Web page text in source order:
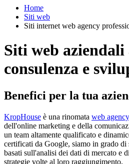
Home
Siti web
Siti internet web agency
Siti web aziendali
consulenza e
Benefici per la tua
KropHouse è una rinomata web agency
dell'online marketing e della
un team altamente qualificato e
certificati da Google, siamo in grado
basati sull'analisi dei dati di mercato e
strategie volte al loro raggiungimento.